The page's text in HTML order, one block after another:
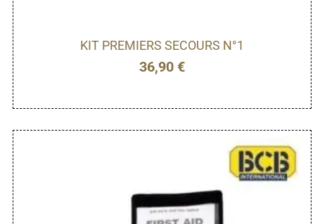
KIT PREMIERS SECOURS N°1
36,90 €